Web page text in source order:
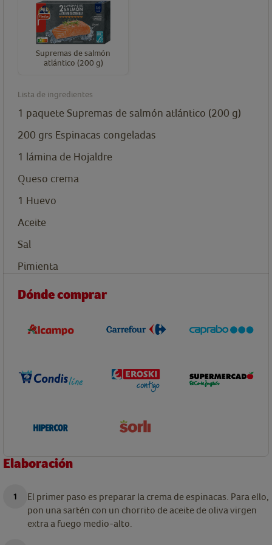
Supremas de salmón
atlántico (200 g)
Lista de ingredientes
1 paquete Supremas de salmón atlántico (200 g)
200 grs Espinacas congeladas
1 lámina de Hojaldre
Queso crema
1 Huevo
Aceite
Sal
Pimienta
Dónde comprar
Elaboración
El primer paso es preparar la crema de espinacas. Para ello,
pon una sartén con un chorrito de aceite de oliva virgen
extra a fuego medio-alto.